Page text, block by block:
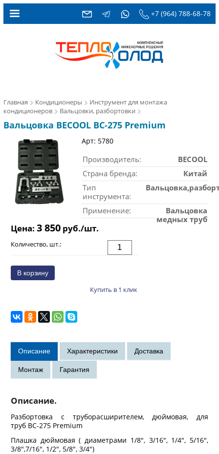
+7 (964) 788-68-78
Главная Кондиционеры
Инструмент для монтажа
кондиционеров
Вальцовки, разбортовки
Вальцовка BECOOL BC-275 Premium
Арт: 5780
Производитель:
BECOOL
Страна бренда:
Китай
Тип
инструмента:
Применение:
Вальцовка
медных труб
Цена: 3 850 руб./шт.
Количество, шт.:
Купить в 1 клик
Описание.
Разбортовка с труборасширителем, дюймовая, для
труб BC-275 Premium
Плашка дюймовая ( диаметрами 1/8", 3/16", 1/4", 5/16",
3/8",7/16", 1/2", 5/8", 3/4")